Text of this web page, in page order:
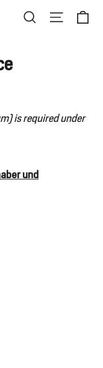
Search Site
is required under
und